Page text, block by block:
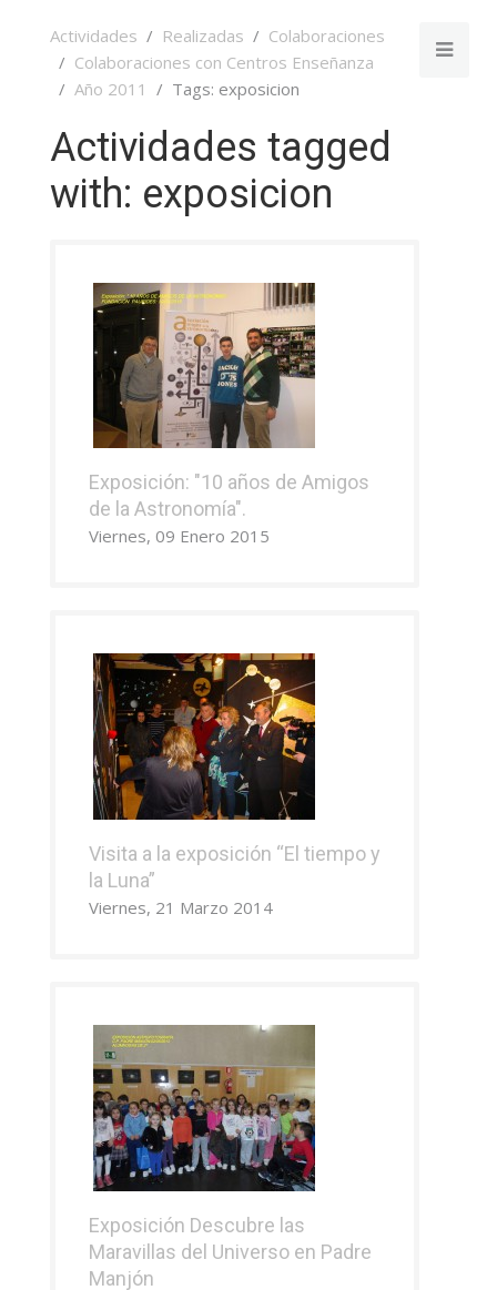
Actividades Realizadas
Colaboraciones
Colaboraciones con Centros Enseñanza
Año 2011
Tags: exposicion
Actividades tagged
with: exposicion
Exposición: "10 años de Amigos
de la Astronomía".
Viernes, 09 Enero 2015
Visita a la exposición “El tiempo y
la Luna”
Viernes, 21 Marzo 2014
Exposición Descubre las
Maravillas del Universo en Padre
Manjón